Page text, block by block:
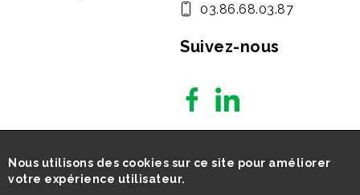
03.86.68.03.87
Suivez-nous
Nous utilisons des cookies sur ce site pour améliorer
votre expérience utilisateur.